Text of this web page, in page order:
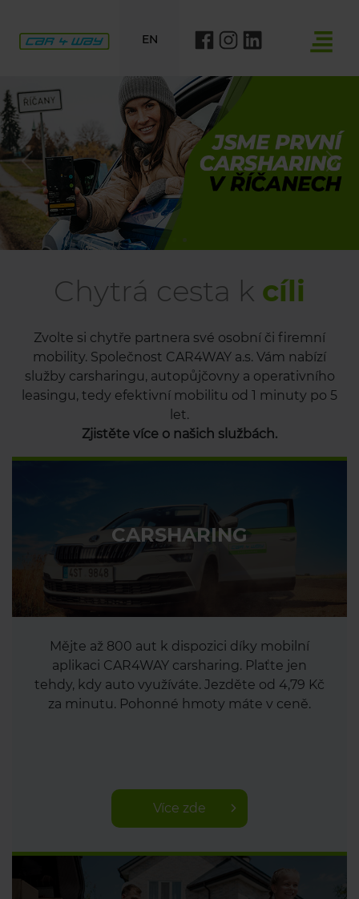
EN
Previous
Chytrá cesta k cíli
Zvolte si chytře partnera své osobní či firemní
mobility. Společnost CAR4WAY a.s. Vám nabízí
služby carsharingu, autopůjčovny a operativního
leasingu, tedy efektivní mobilitu od 1 minuty po 5
let.
Zjistěte více o našich službách.
CARSHARING
Mějte až 800 aut k dispozici díky mobilní
aplikaci CAR4WAY carsharing. Plaťte jen
tehdy, kdy auto využíváte. Jezděte od 4,79 Kč
za minutu. Pohonné hmoty máte v ceně.
Více zde